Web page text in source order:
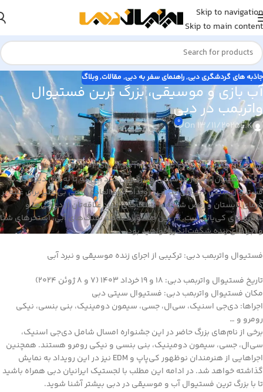
Skip to navigation
Skip to main content
جاذبه های گردشگری دبی,راهنمای سفر به دبی, مقالات,وبلاگ
آب بازی و موسیقی، بزرگ ترین فستیوال
واتربمب در دبی
E.K
On 13/11/2025
0
فستیوال واتربمب دبی در تاریخ 18 و 19 خرداد ماه ۱۴۰۳ (7 و 8 ژوئن 2024) با
ترکیبی هیجان‌انگیز از موسیقی و بزرگترین نبرد آبی که تا به حال دیده‌اید، به
فستیوال سیتی دبی می‌آید. این رویداد فوق‌العاده، راهی بی‌نظیر برای غلبه بر
گرمای تابستان و رقص شبانه با آهنگ‌های مورد علاقه‌تان از دی‌جی‌ها و
ستاره‌های کی‌پاپ است. در این جشنواره شاهد تفنگ‌های آبی، استخرهای شنا
و اجراهای زنده شگفت‌انگیز خواهید بود.
فستیوال واتربمب دبی: ترکیبی از اجرای زنده موسیقی و نبرد آبی
تاریخ فستیوال واتربمب دبی: 18 و 19 خرداد ۱۴۰۳ (7 و 8 ژوئن 2024)
مکان فستیوال واتربمب دبی: فستیوال سیتی دبی
اجراها: دی‌جی اسنیک، سی‌ال، جسی، سیمون دومینیک، بنی بنسی، نیکی
رومرو و …
برخی از نام‌های بزرگ حاضر در این جشنواره امسال شامل دی‌جی اسنیک،
سی‌ال، جسی، سیمون دومینیک، بنی بنسی و نیکی رومرو هستند. همچنین
اجراهایی از هنرمندان نوظهور کی‌پاپ و EDM نیز در این رویداد به نمایش
گذاشته خواهد شد. در ادامه این مطلب با لجستیک ایرانیان دبی همراه باشید
تا با بزرگ ترین فستیوال آب و موسیقی در دبی بیشتر آشنا شوید.